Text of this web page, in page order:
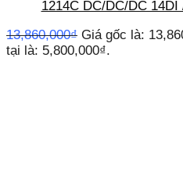
1214C DC/DC/DC
13,860,000₫ Giá gốc là:
tại là: 5,800,000₫.